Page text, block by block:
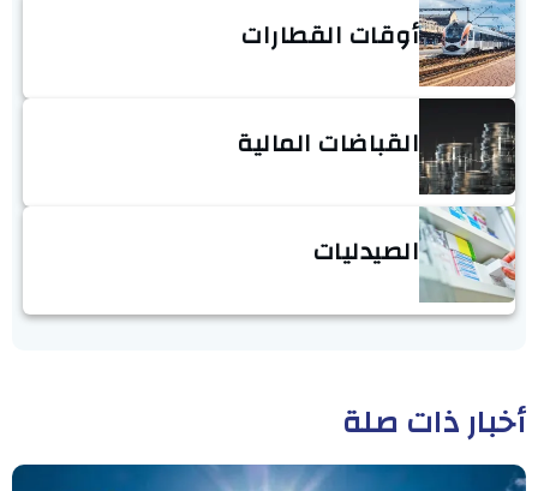
أوقات القطارات
القباضات المالية
الصيدليات
أخبار ذات صلة